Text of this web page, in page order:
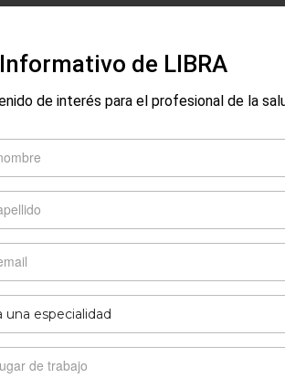
de LIBRA
de interés para el profesional de la